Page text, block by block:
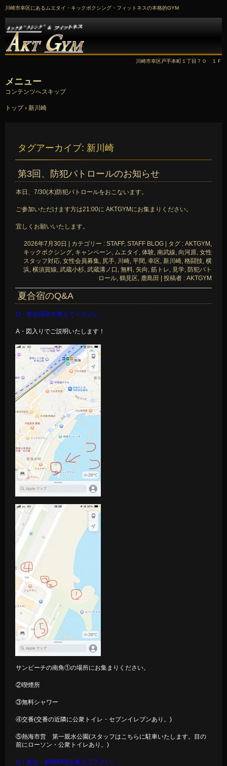
川崎市幸区にあるムエタイ・キックボクシング・フィットネスの本格的GYM
川崎市幸区戸手本町１丁目７０ １Ｆ
メニュー
コンテンツへスキップ
トップ › 新川崎
タグアーカイブ: 新川崎
第3回、防犯パトロールのお知らせ
本日、7/30(木)防犯パトロールをおこないます。
ご参加いただけます方は21:00に AKTGYMにお集まりください。
宜しくお願いいたします。
2026年7月30日 カテゴリー : STAFF, STAFF BLOG タグ : AKTGYM ,
キックボクシング, キャンペーン, ムエタイ , 体験, 南武線, 向河原, 女性
スタッフ対応, 女性会員募集, 尻手, 川崎, 平間 , 幸区, 新川崎, 格闘技, 横
浜, 横須賀線, 武蔵小杉, 武蔵溝ノ口 , 無料, 矢向 , 筋トレ, 見学, 防犯パト
ロール, 鶴見区, 鹿島田 投稿者 : AKTGYM
夏合宿のQ&A
Q・集合場所を教えてください。
A・図入りでご説明いたします！
サンビーチの南角①の場所にお集まりください。
②喫煙所
③無料シャワー
④交番(交番の近隣に公衆トイレ・セブンイレブンあり。)
⑤熱海市営 第一親水公園(スタッフはこちらに駐車いたします。目の
前にローソン・公衆トイレあり。)
Q・集合・解散時間を教えて下さい。